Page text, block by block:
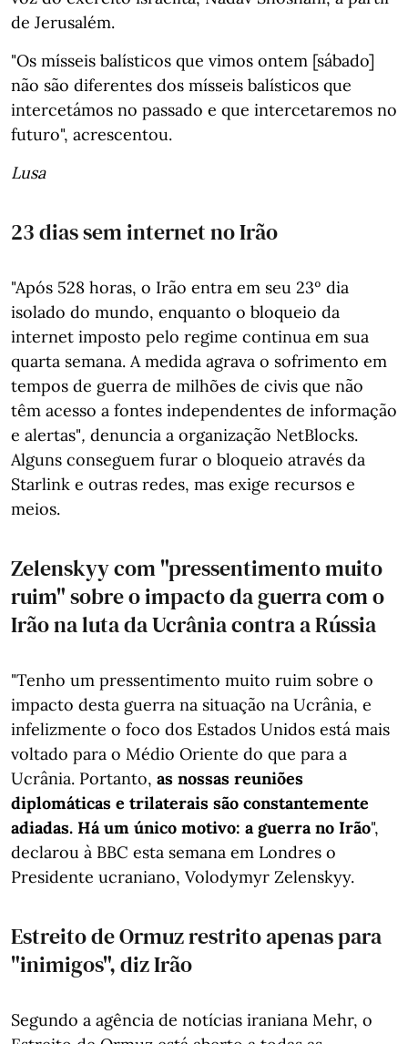
de Jerusalém.
"Os mísseis balísticos que vimos ontem [sábado]
não são diferentes dos mísseis balísticos que
intercetámos no passado e que intercetaremos no
futuro", acrescentou.
Lusa
23 dias sem internet no Irão
"Após 528 horas, o Irão entra em seu 23º dia
isolado do mundo, enquanto o bloqueio da
internet imposto pelo regime continua em sua
quarta semana. A medida agrava o sofrimento em
tempos de guerra de milhões de civis que não
têm acesso a fontes independentes de informação
e alertas", denuncia a organização NetBlocks.
Alguns conseguem furar o bloqueio através da
Starlink e outras redes, mas exige recursos e
meios.
Zelenskyy com "pressentimento muito
ruim" sobre o impacto da guerra com o
Irão na luta da Ucrânia contra a Rússia
"Tenho um pressentimento muito ruim sobre o
impacto desta guerra na situação na Ucrânia, e
infelizmente o foco dos Estados Unidos está mais
voltado para o Médio Oriente do que para a
Ucrânia. Portanto, as nossas reuniões
diplomáticas e trilaterais são constantemente
adiadas. Há um único motivo: a guerra no Irão",
declarou à BBC esta semana em Londres o
Presidente ucraniano, Volodymyr Zelenskyy.
Estreito de Ormuz restrito apenas para
"inimigos", diz Irão
Segundo a agência de notícias iraniana Mehr, o